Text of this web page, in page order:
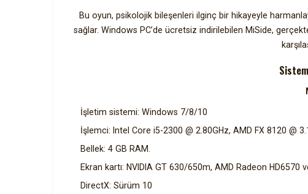
Bu oyun, psikolojik bileşenleri ilginç bir hikayeyle
sağlar. Windows PC’de ücretsiz indirilebilen MiSide,
İşletim sistemi: Windows 7/8/10
İşlemci: Intel Core i5-2300 @ 2.80GHz, AMD FX 8120 @
Bellek: 4 GB RAM.
Ekran kartı: NVIDIA GT 630/650m, AMD Radeon HD6570
DirectX: Sürüm 10